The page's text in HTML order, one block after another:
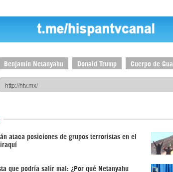
Benjamín Netanyahu Donald Trump Cuerpo de
ataca posiciones de grupos terroristas en el
iraquí
que podría salir mal: ¿Por qué Netanyahu